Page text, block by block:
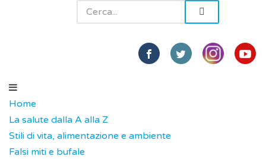
Home
La salute dalla A alla Z
Stili di vita, alimentazione e ambiente
Falsi miti e bufale